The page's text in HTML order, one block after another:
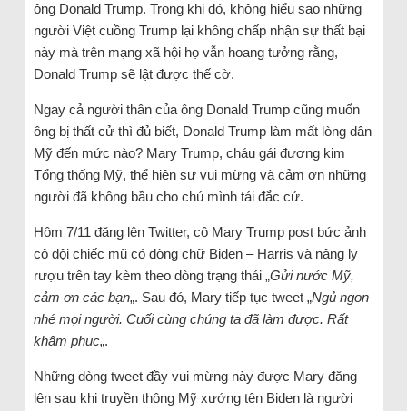
ông Donald Trump. Trong khi đó, không hiểu sao những
người Việt cuồng Trump lại không chấp nhận sự thất bại
này mà trên mạng xã hội họ vẫn hoang tưởng rằng,
Donald Trump sẽ lật được thế cờ.
Ngay cả người thân của ông Donald Trump cũng muốn
ông bị thất cử thì đủ biết, Donald Trump làm mất lòng dân
Mỹ đến mức nào? Mary Trump, cháu gái đương kim
Tổng thống Mỹ, thể hiện sự vui mừng và cảm ơn những
người đã không bầu cho chú mình tái đắc cử.
Hôm 7/11 đăng lên Twitter, cô Mary Trump post bức ảnh
cô đội chiếc mũ có dòng chữ Biden – Harris và nâng ly
rượu trên tay kèm theo dòng trạng thái „Gửi nước Mỹ,
cảm ơn các bạn„. Sau đó, Mary tiếp tục tweet „Ngủ ngon
nhé mọi người. Cuối cùng chúng ta đã làm được. Rất
khâm phục„.
Những dòng tweet đầy vui mừng này được Mary đăng
lên sau khi truyền thông Mỹ xướng tên Biden là người